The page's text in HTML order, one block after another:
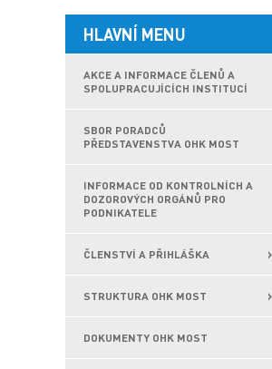
HLAVNÍ MENU
AKCE A INFORMACE ČLENŮ A
SPOLUPRACUJÍCÍCH INSTITUCÍ
SBOR PORADCŮ
PŘEDSTAVENSTVA OHK MOST
INFORMACE OD KONTROLNÍCH A
DOZOROVÝCH ORGÁNŮ PRO
PODNIKATELE
ČLENSTVÍ A PŘIHLÁŠKA
STRUKTURA OHK MOST
DOKUMENTY OHK MOST